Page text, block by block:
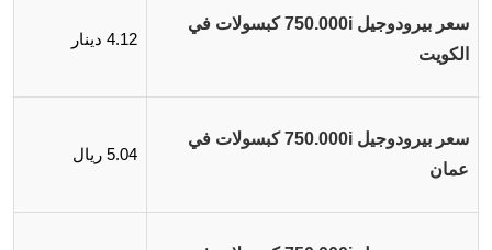
سعر بيرودوجيل 750.000i كبسولات في
الكويت
4.12 دينار
سعر بيرودوجيل 750.000i كبسولات في
عمان
5.04 ريال